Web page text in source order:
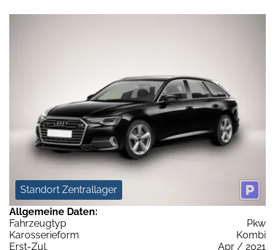
Standort Zentrallager
Allgemeine Daten:
Fahrzeugtyp
Pkw
Karosserieform
Kombi
Erst-Zul.
Apr / 2021